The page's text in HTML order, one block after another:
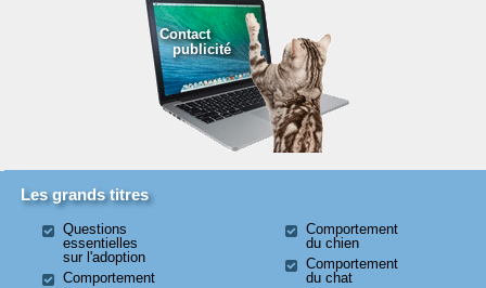
Contact
publicité
Les grands titres
Questions
essentielles
sur l'adoption
Comportement
Comportement
du chien
Comportement
du chat